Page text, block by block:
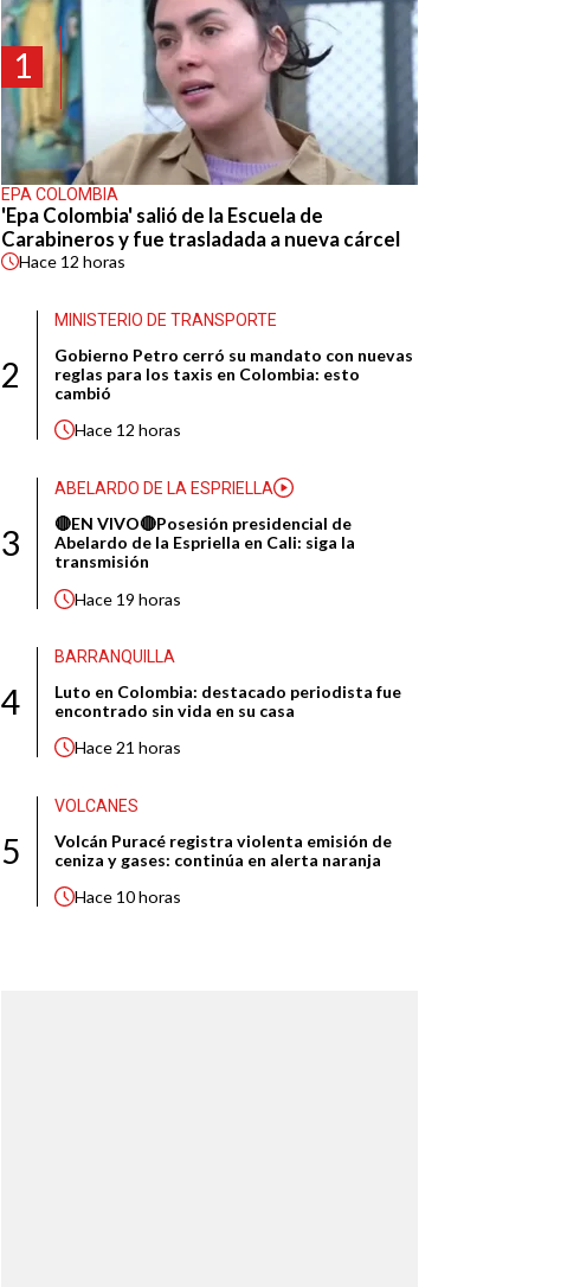
1
EPA COLOMBIA
'Epa Colombia' salió de la Escuela de
Carabineros y fue trasladada a nueva cárcel
Hace 12 horas
2
MINISTERIO DE TRANSPORTE
Gobierno Petro cerró su mandato con nuevas
reglas para los taxis en Colombia: esto
cambió
Hace 12 horas
3
ABELARDO DE LA ESPRIELLA
🔴EN VIVO🔴Posesión presidencial de
Abelardo de la Espriella en Cali: siga la
transmisión
Hace 19 horas
4
BARRANQUILLA
Luto en Colombia: destacado periodista fue
encontrado sin vida en su casa
Hace21 horas
5
VOLCANES
Volcán Puracé registra violenta emisión de
ceniza y gases: continúa en alerta naranja
Hace 10 horas